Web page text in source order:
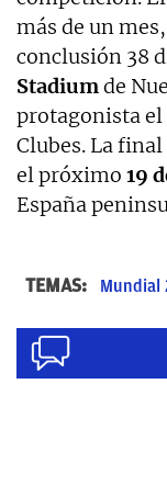
más de un
conclusión 38
Stadiumde
protagonista el
Clubes. La
el próximo 19
España
TEMAS: Mundial